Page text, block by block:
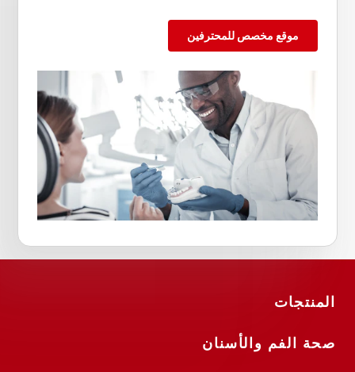
موقع مخصص للمحترفين
المنتجات
صحة الفم والأسنان